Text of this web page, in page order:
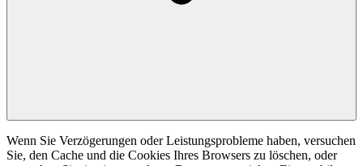
Wenn Sie Verzögerungen oder Leistungsprobleme haben, versuchen
Sie, den Cache und die Cookies Ihres Browsers zu löschen, oder